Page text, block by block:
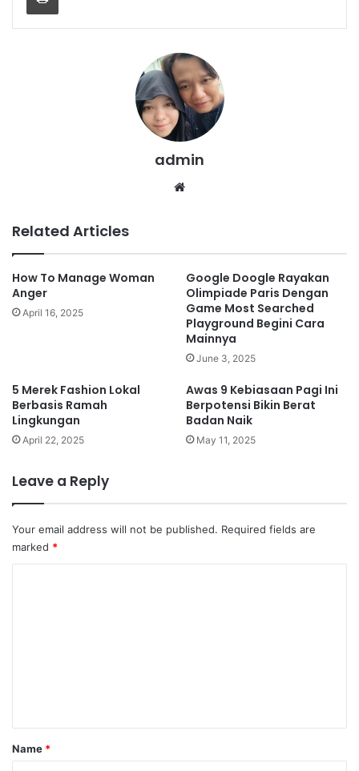
admin
Related Articles
How To Manage Woman
Anger
April 16, 2025
Google Doogle Rayakan
Olimpiade Paris Dengan
Game Most Searched
Playground Begini Cara
Mainnya
June 3, 2025
5 Merek Fashion Lokal
Berbasis Ramah
Lingkungan
April 22, 2025
Awas 9 Kebiasaan Pagi Ini
Berpotensi Bikin Berat
Badan Naik
May 11, 2025
Leave a Reply
Your email address will not be published. Required fields are
marked *
*
Name *